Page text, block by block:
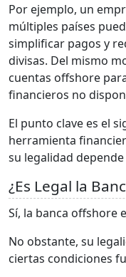
Por ejemplo, un
múltiples países
simplificar pagos y
divisas. Del mismo
cuentas offshore
financieros no
El punto clave es el
herramienta
su legalidad
¿Es Legal la
Sí, la banca offshore
No obstante, su
ciertas condiciones